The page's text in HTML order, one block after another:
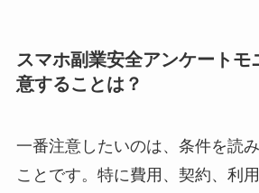
スマホ副業安全アンケートモ
意することは？
一番注意したいのは、条件を読
ことです。特に費用、契約、利